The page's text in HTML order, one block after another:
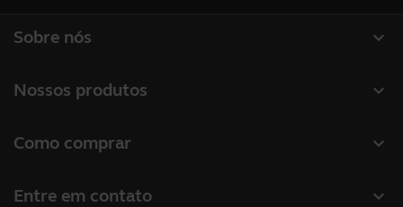
expand_more
Sobre nós
Sustentabilidade
expand_more
Nossos produtos
Câmeras de conferência
expand_more
Como comprar
expand_more
Entre em contato